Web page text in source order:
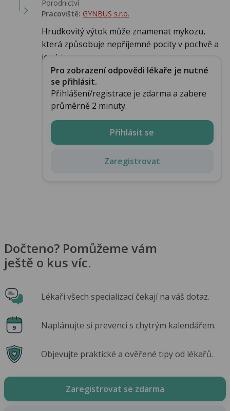
Porodnictví
Pracoviště: GYNBUS s.r.o.
Hrudkovitý výtok může znamenat mykozu,
která způsobuje nepříjemné pocity v pochvě a
je obt...
Pro zobrazení odpovědi lékaře je nutné
se přihlásit.
Přihlášení/registrace je zdarma a zabere
průměrně 2 minuty.
Přihlásit se
Zaregistrovat
Dočteno? Pomůžeme vám
ještě o kus víc.
Lékaři všech specializací čekají na váš dotaz.
Naplánujte si prevenci s chytrým kalendářem.
Objevujte praktické a ověřené tipy od lékařů.
Zaregistrovat se zdarma